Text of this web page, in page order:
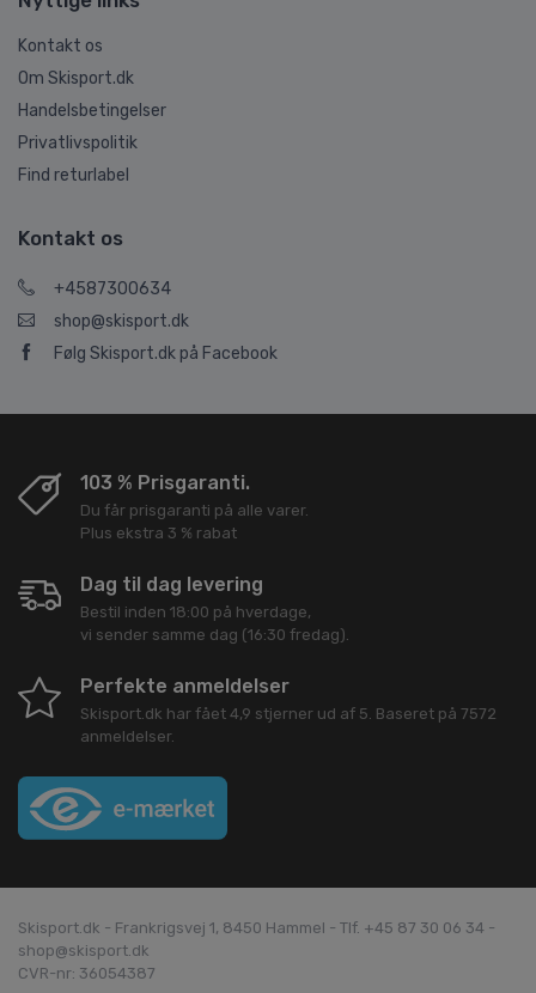
Kontakt os
Om Skisport.dk
Handelsbetingelser
Privatlivspolitik
Find returlabel
Kontakt os
+4587300634
shop@skisport.dk
Følg Skisport.dk på Facebook
103 % Prisgaranti.
Du får prisgaranti på alle varer.
Plus ekstra 3 % rabat
Dag til dag levering
Bestil inden 18:00 på hverdage,
vi sender samme dag (16:30 fredag).
Perfekte anmeldelser
Skisport.dk har fået 4,9 stjerner ud af 5. Baseret på 7572
anmeldelser.
Skisport.dk - Frankrigsvej 1, 8450 Hammel - Tlf. +45 87 30 06 34 -
shop@skisport.dk
CVR-nr: 36054387